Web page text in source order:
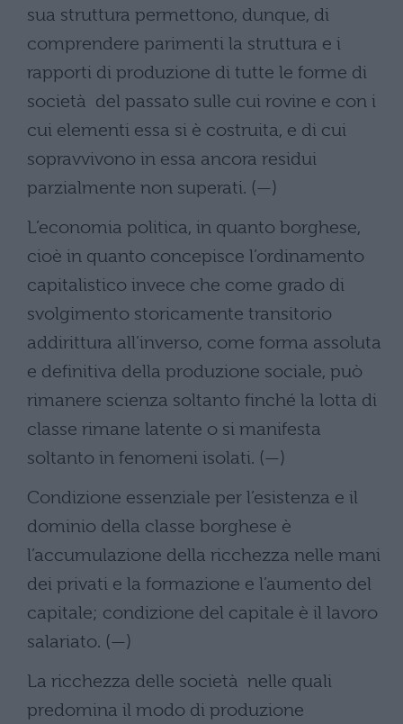
sua struttura permettono, dunque, di
comprendere parimenti la struttura e i
rapporti di produzione di tutte le forme di
società del passato sulle cui rovine e con i
cui elementi essa si è costruita, e di cui
sopravvivono in essa ancora residui
parzialmente non superati. (—)
L’economia politica, in quanto borghese,
cioè in quanto concepisce l’ordinamento
capitalistico invece che come grado di
svolgimento storicamente transitorio
addirittura all’inverso, come forma assoluta
e definitiva della produzione sociale, può
rimanere scienza soltanto finché la lotta di
classe rimane latente o si manifesta
soltanto in fenomeni isolati. (—)
Condizione essenziale per l’esistenza e il
dominio della classe borghese è
l’accumulazione della ricchezza nelle mani
dei privati e la formazione e l’aumento del
capitale; condizione del capitale è il lavoro
salariato. (—)
La ricchezza delle società nelle quali
predomina il modo di produzione